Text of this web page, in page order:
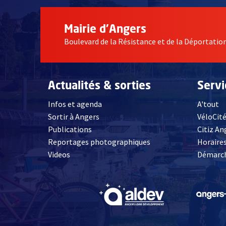
Mairie d'Angers
Boulevard de la Résistance et de la Déportation
Actualités & sorties
Infos et agenda
Sortir à Angers
Publications
Reportages photographiques
Videos, Ouvre une nouvelle fenêtre
A'tout
VéloCité
Citiz
, Ouvre une